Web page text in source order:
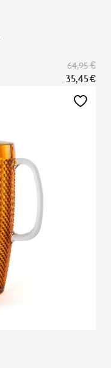
64,95 €
35,45 €
Aggiungi